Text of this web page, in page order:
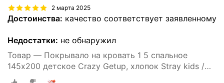
2 марта 2025
Достоинства: качество соответствует заявленному
Недостатки: не обнаружил
Товар — Покрывало на кровать 1 5 спальное
145х200 детское Crazy Getup, хлопок Stray kids /
SKZOO / Стрей кидс